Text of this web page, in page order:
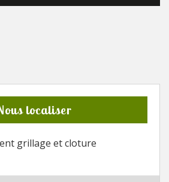
localiser
grillage et cloture